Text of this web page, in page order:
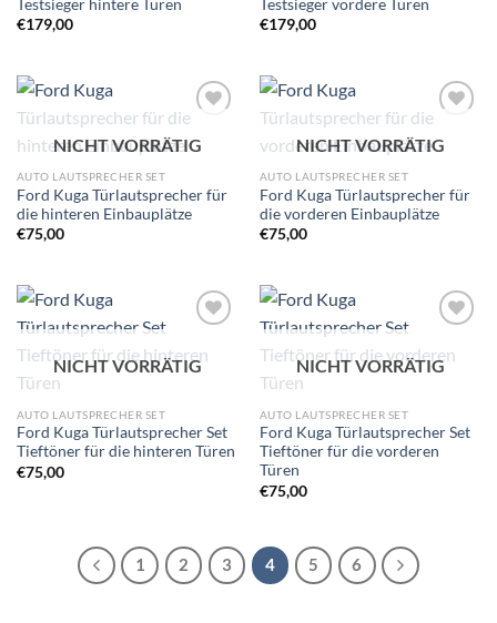
Testsieger hintere Türen
€179,00
Testsieger vordere Türen
€179,00
Wunschliste
NICHT VORRÄTIG
AUTO LAUTSPRECHER SET
Ford Kuga Türlautsprecher für
die hinteren Einbauplätze
€75,00
Wunschliste
NICHT VORRÄTIG
AUTO LAUTSPRECHER SET
Ford Kuga Türlautsprecher für
die vorderen Einbauplätze
€75,00
Wunschliste
hinzufügen
NICHT VORRÄTIG
AUTO LAUTSPRECHER SET
Ford Kuga Türlautsprecher Set
Tieftöner für die hinteren Türen
€75,00
Wunschliste
hinzufügen
NICHT VORRÄTIG
AUTO LAUTSPRECHER SET
Ford Kuga Türlautsprecher Set
Tieftöner für die vorderen
Türen
€75,00
1 2 3 4 5 6